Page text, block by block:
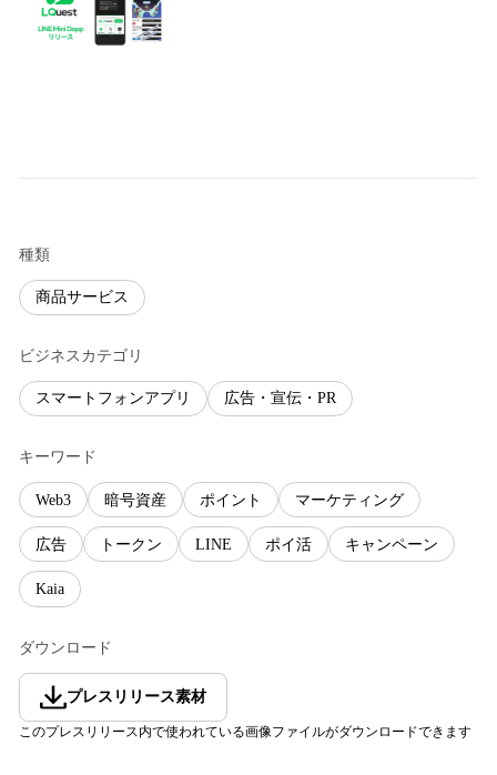
種類
商品サービス
ビジネスカテゴリ
スマートフォンアプリ 広告・宣伝・PR
キーワード
Web3 暗号資産 ポイント マーケティング
広告 トークン LINE ポイ活 キャンペーン
Kaia
ダウンロード
プレスリリース素材
このプレスリリース内で使われている画像ファイルがダウンロードできます